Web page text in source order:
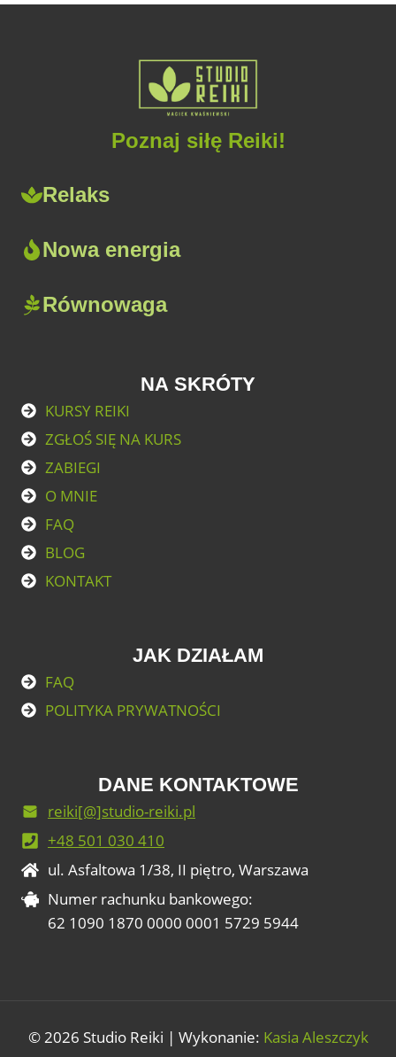
Poznaj siłę Reiki!
Relaks
Nowa energia
Równowaga
NA SKRÓTY
KURSY REIKI
ZGŁOŚ SIĘ NA KURS
ZABIEGI
O MNIE
FAQ
BLOG
KONTAKT
JAK DZIAŁAM
FAQ
POLITYKA PRYWATNOŚCI
DANE KONTAKTOWE
reiki[@]studio-reiki.pl
+48 501 030 410
ul. Asfaltowa 1/38, II piętro, Warszawa
Numer rachunku bankowego:
62 1090 1870 0000 0001 5729 5944
© 2026 Studio Reiki | Wykonanie: Kasia Aleszczyk